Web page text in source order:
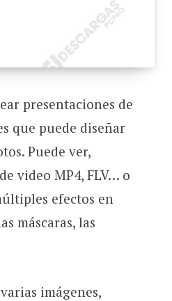
presentaciones de
que puede diseñar
Puede ver,
video MP4, FLV… o
efectos en
máscaras, las
imágenes,